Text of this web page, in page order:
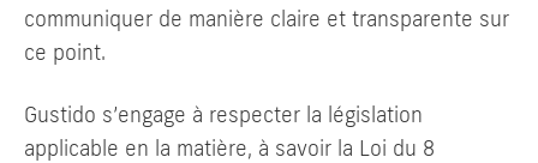
communiquer de manière claire et transparente sur
ce point.
Gustido s’engage à respecter la législation
applicable en la matière, à savoir la Loi du 8